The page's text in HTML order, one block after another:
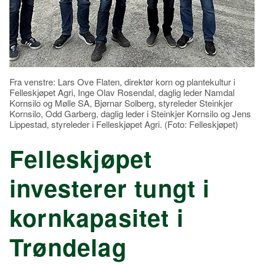
Fra venstre: Lars Ove Flaten, direktør korn og plantekultur i
Felleskjøpet Agri, Inge Olav Rosendal, daglig leder Namdal
Kornsilo og Mølle SA, Bjørnar Solberg, styreleder Steinkjer
Kornsilo, Odd Garberg, daglig leder i Steinkjer Kornsilo og Jens
Lippestad, styreleder i Felleskjøpet Agri. (Foto: Felleskjøpet)
Felleskjøpet
investerer tungt i
kornkapasitet i
Trøndelag